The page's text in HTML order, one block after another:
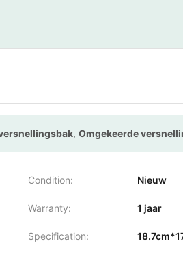
, Omgekeerde
Condition: Nieuw
Warranty: 1 jaar
Specification: